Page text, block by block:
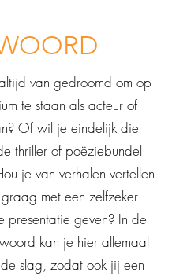
van gedroomd om op
te staan als acteur of
Of wil je eindelijk die
thriller of poëziebundel
je van verhalen vertellen
met een zelfzeker
presentatie geven? In de
kan je hier allemaal
slag, zodat ook jij een